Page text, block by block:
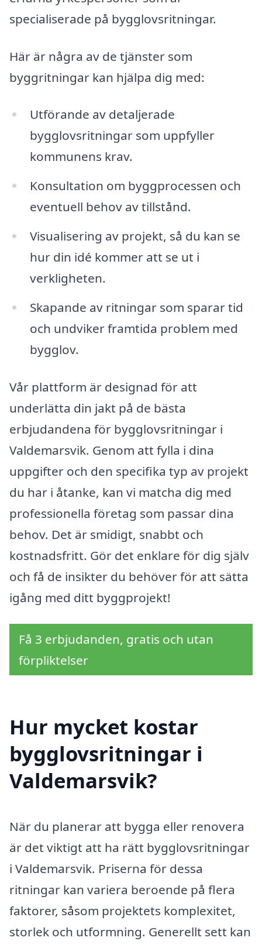
specialiserade på bygglovsritningar.
Här är några av de tjänster som
byggritningar kan hjälpa dig med:
Utförande av detaljerade
bygglovsritningar som uppfyller
kommunens krav.
Konsultation om byggprocessen och
eventuell behov av tillstånd.
Visualisering av projekt, så du kan se
hur din idé kommer att se ut i
verkligheten.
Skapande av ritningar som sparar tid
och undviker framtida problem med
bygglov.
Vår plattform är designad för att
underlätta din jakt på de bästa
erbjudandena för bygglovsritningar i
Valdemarsvik. Genom att fylla i dina
uppgifter och den specifika typ av projekt
du har i åtanke, kan vi matcha dig med
professionella företag som passar dina
behov. Det är smidigt, snabbt och
kostnadsfritt. Gör det enklare för dig själv
och få de insikter du behöver för att sätta
igång med ditt byggprojekt!
Få 3 erbjudanden, gratis och utan
förpliktelser
Hur mycket kostar
bygglovsritningar i
Valdemarsvik?
När du planerar att bygga eller renovera
är det viktigt att ha rätt bygglovsritningar
i Valdemarsvik. Priserna för dessa
ritningar kan variera beroende på flera
faktorer, såsom projektets komplexitet,
storlek och utformning. Generellt sett kan